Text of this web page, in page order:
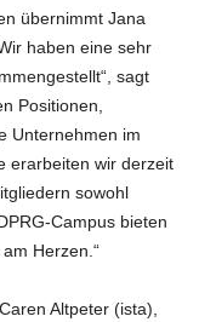
übernimmt Jana
haben eine sehr
sagt
Positionen,
Unternehmen im
erarbeiten wir derzeit
sowohl
Campus bieten
Herzen.“
Altpeter (ista),